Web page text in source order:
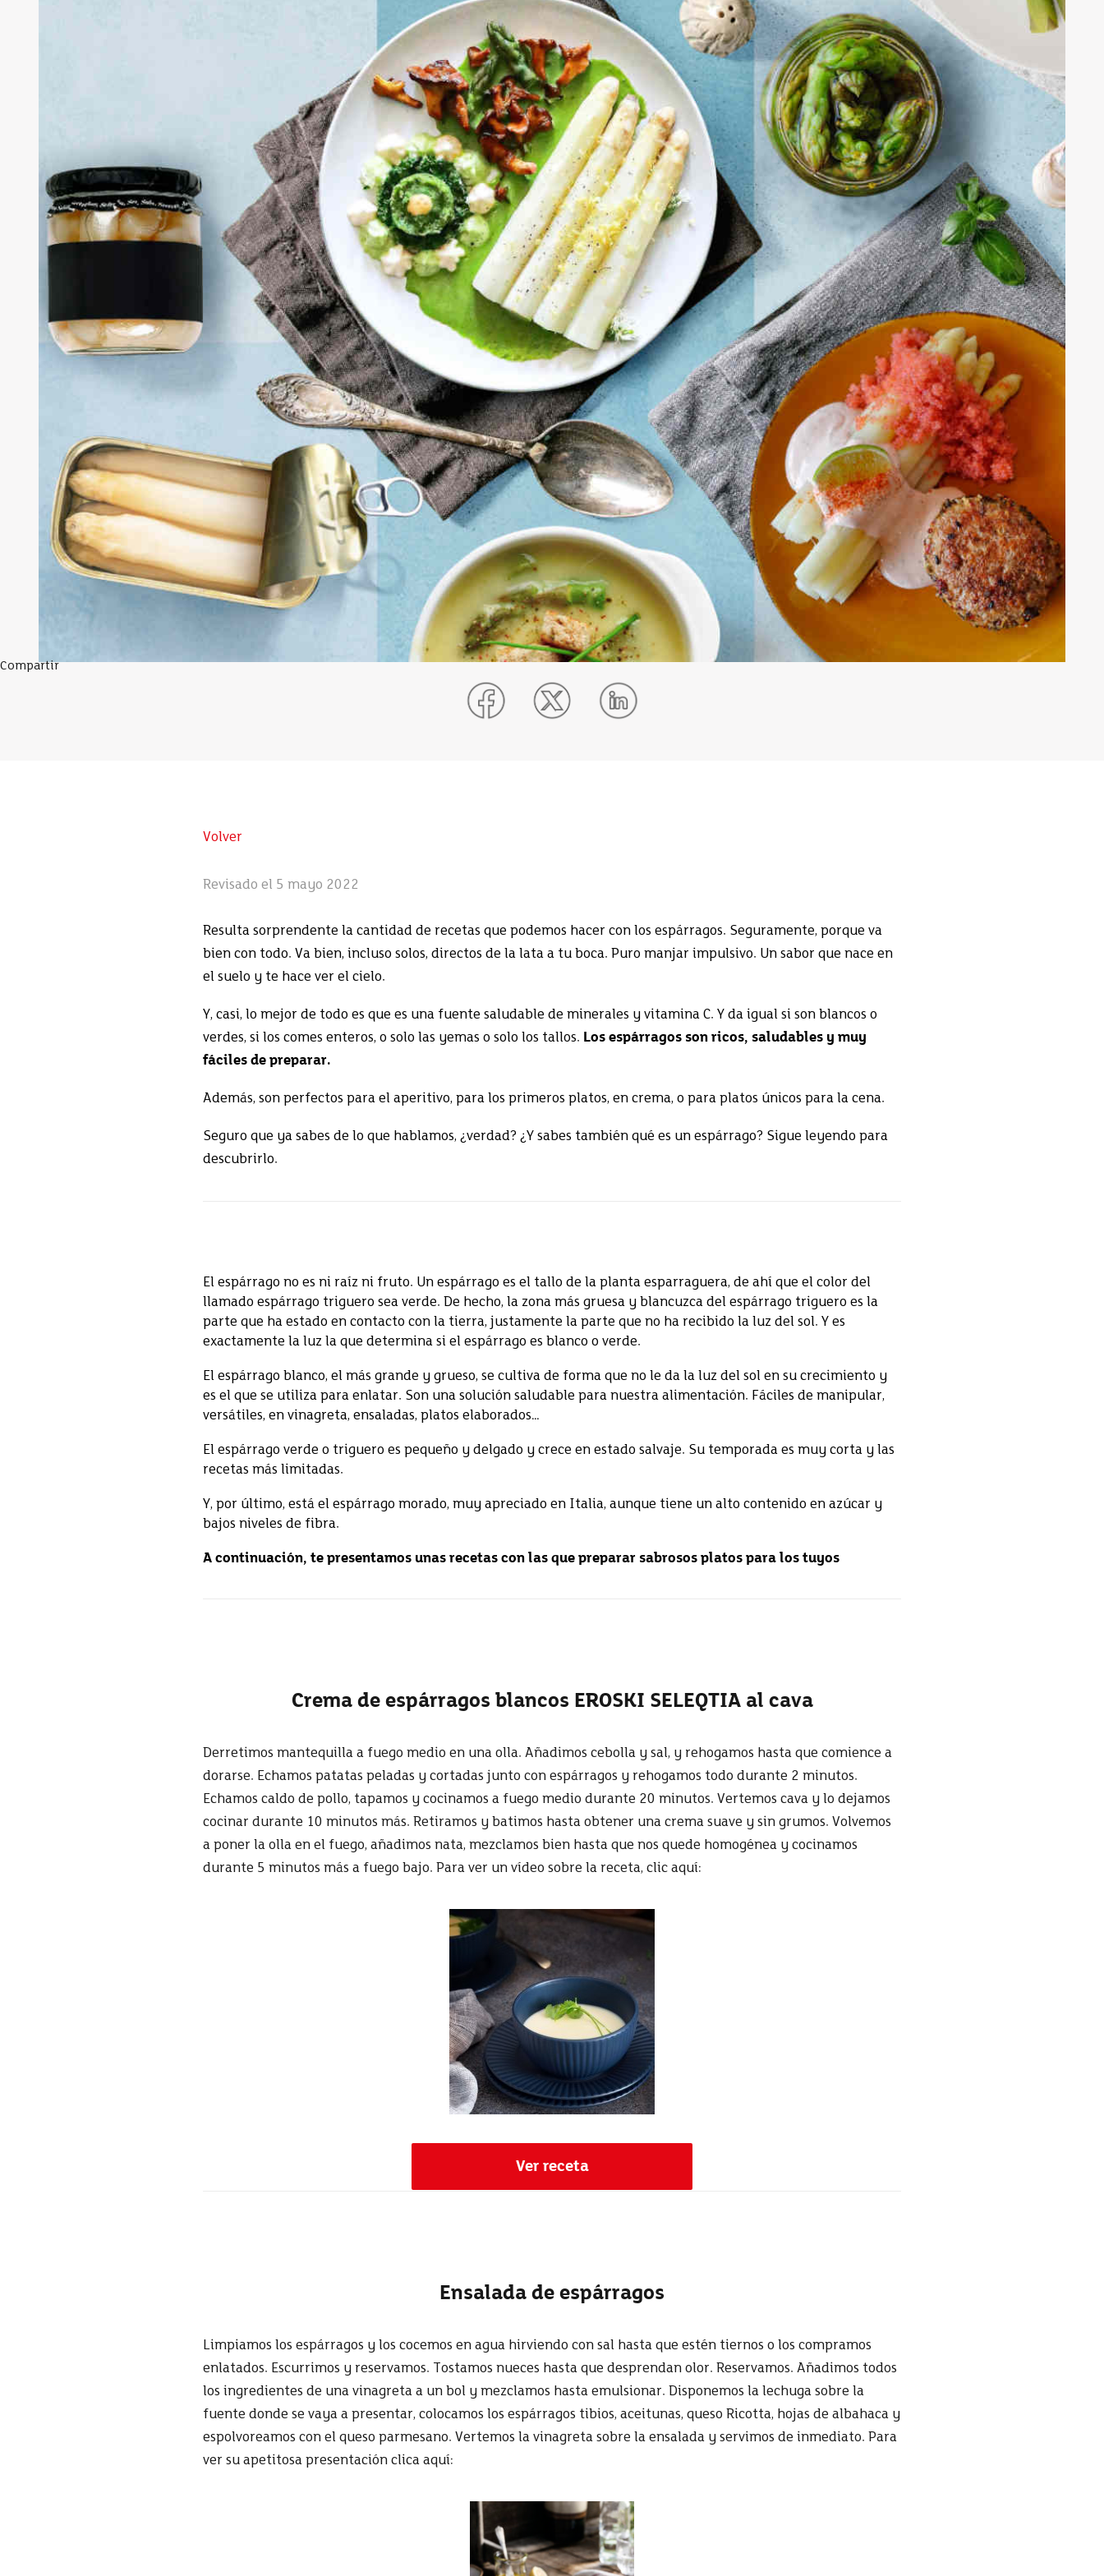
Compartir
Volver
Revisado el 5 mayo 2022
Resulta sorprendente la cantidad de recetas que podemos hacer con los espárragos. Seguramente, porque va
bien con todo. Va bien, incluso solos, directos de la lata a tu boca. Puro manjar impulsivo. Un sabor que nace en
el suelo y te hace ver el cielo.
Y, casi, lo mejor de todo es que es una fuente saludable de minerales y vitamina C. Y da igual si son blancos o
verdes, si los comes enteros, o solo las yemas o solo los tallos. Los espárragos son ricos, saludables y muy
fáciles de preparar.
Además, son perfectos para el aperitivo, para los primeros platos, en crema, o para platos únicos para la cena.
Seguro que ya sabes de lo que hablamos, ¿verdad? ¿Y sabes también qué es un espárrago? Sigue leyendo para
descubrirlo.
El espárrago no es ni raíz ni fruto. Un espárrago es el tallo de la planta esparraguera, de ahí que el color del
llamado espárrago triguero sea verde. De hecho, la zona más gruesa y blancuzca del espárrago triguero es la
parte que ha estado en contacto con la tierra, justamente la parte que no ha recibido la luz del sol. Y es
exactamente la luz la que determina si el espárrago es blanco o verde.
El espárrago blanco, el más grande y grueso, se cultiva de forma que no le da la luz del sol en su crecimiento y
es el que se utiliza para enlatar. Son una solución saludable para nuestra alimentación. Fáciles de manipular,
versátiles, en vinagreta, ensaladas, platos elaborados…
El espárrago verde o triguero es pequeño y delgado y crece en estado salvaje. Su temporada es muy corta y las
recetas más limitadas.
Y, por último, está el espárrago morado, muy apreciado en Italia, aunque tiene un alto contenido en azúcar y
bajos niveles de fibra.
A continuación, te presentamos unas recetas con las que preparar sabrosos platos para los tuyos
Crema de espárragos blancos EROSKI SELEQTIA al cava
Derretimos mantequilla a fuego medio en una olla. Añadimos cebolla y sal, y rehogamos hasta que comience a
dorarse. Echamos patatas peladas y cortadas junto con espárragos y rehogamos todo durante 2 minutos.
Echamos caldo de pollo, tapamos y cocinamos a fuego medio durante 20 minutos. Vertemos cava y lo dejamos
cocinar durante 10 minutos más. Retiramos y batimos hasta obtener una crema suave y sin grumos. Volvemos
a poner la olla en el fuego, añadimos nata, mezclamos bien hasta que nos quede homogénea y cocinamos
durante 5 minutos más a fuego bajo. Para ver un vídeo sobre la receta, clic aquí:
Ver receta
Ensalada de espárragos
Limpiamos los espárragos y los cocemos en agua hirviendo con sal hasta que estén tiernos o los compramos
enlatados. Escurrimos y reservamos. Tostamos nueces hasta que desprendan olor. Reservamos. Añadimos todos
los ingredientes de una vinagreta a un bol y mezclamos hasta emulsionar. Disponemos la lechuga sobre la
fuente donde se vaya a presentar, colocamos los espárragos tibios, aceitunas, queso Ricotta, hojas de albahaca y
espolvoreamos con el queso parmesano. Vertemos la vinagreta sobre la ensalada y servimos de inmediato. Para
ver su apetitosa presentación clica aquí: